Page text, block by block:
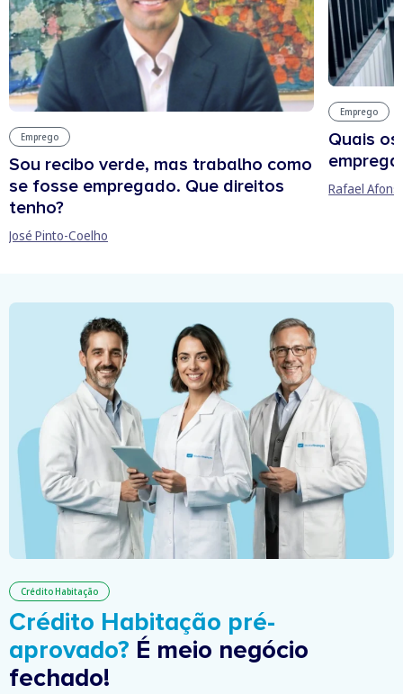
Emprego
Sou recibo verde, mas trabalho como
se fosse empregado. Que direitos
tenho?
José Pinto-Coelho
Emprego
Quais
Rafael
Crédito Habitação
Crédito Habitação pré-
aprovado? É meio negócio
fechado!